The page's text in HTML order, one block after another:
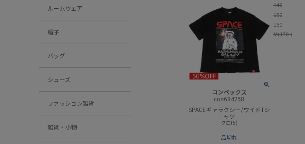
ルームウェア
帽子
バッグ
シューズ
ファッション雑貨
雑貨・小物
コンベックス
con684258
SPACEギャラクシー/ワイドTシ
ャツ
クロ(5)
品切れ
140
150
160
M(170-)